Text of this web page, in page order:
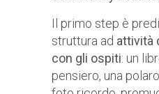
Il primo step è
struttura ad attività
con gli ospiti: un
pensiero, una